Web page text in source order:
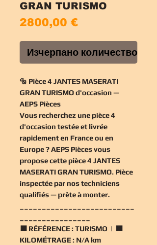
GRAN TURISMO
2800,00 €
Изчерпано количество
🔩 Pièce 4 JANTES MASERATI
GRAN TURISMO d'occasion —
AEPS Pièces
Vous recherchez une pièce 4
d'occasion testée et livrée
rapidement en France ou en
Europe ? AEPS Pièces vous
propose cette pièce 4 JANTES
MASERATI GRAN TURISMO. Pièce
inspectée par nos techniciens
qualifiés — prête à monter.
🟧 RÉFÉRENCE : TURISMO | 🟧
KILOMÉTRAGE : N/A km